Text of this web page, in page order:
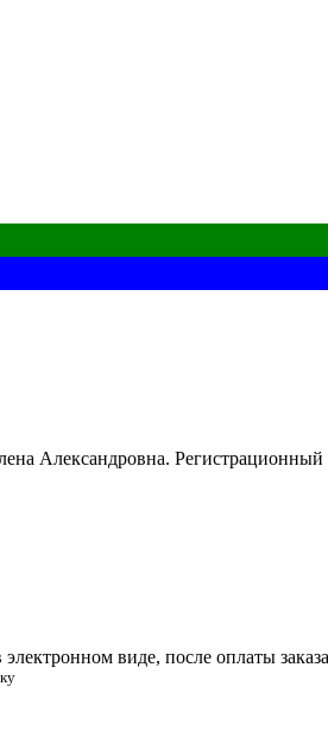
Александровна.
виде, после оплаты